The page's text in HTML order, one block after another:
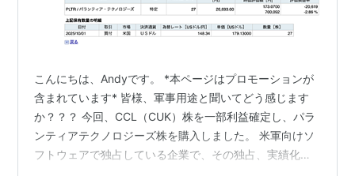
こんにちは、Andyです。 *本ページはプロモーションが
含まれています* 皆様、軍事用途と聞いてどう感じます
か？？？ 今回、CCL（CUK）株を一部利益確定し、パラ
ンティアテクノロジーズ株を購入しました。 米軍向けソ
フトウェアで独占している企業で、その独占、実績化